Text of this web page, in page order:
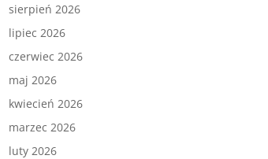
sierpień 2026
lipiec 2026
czerwiec 2026
maj 2026
kwiecień 2026
marzec 2026
luty 2026